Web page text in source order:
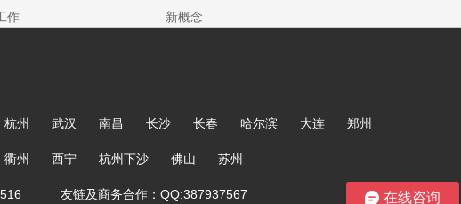
作 新概念
杭州 武汉 南昌 长沙 长春 哈尔滨 大连 郑州
衢州 西宁 杭州下沙 佛山 苏州
友链及商务合作：QQ:387937567 在线咨询